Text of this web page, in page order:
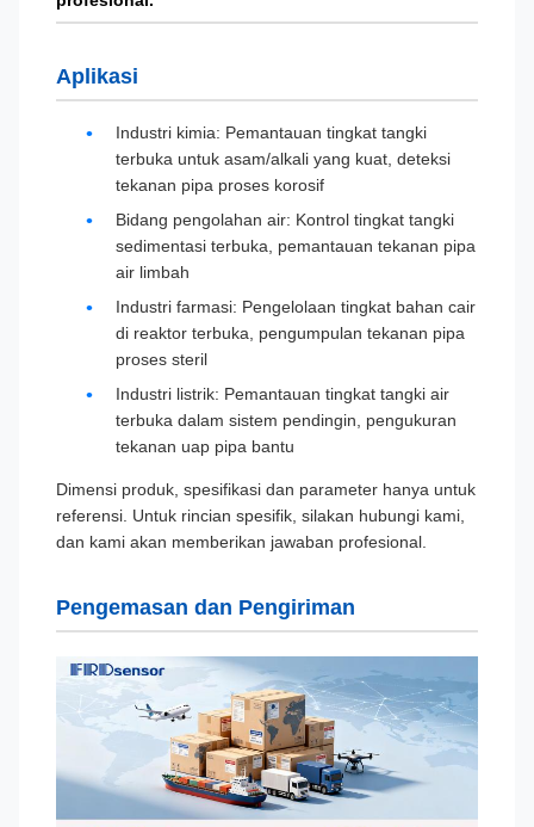
Aplikasi
Industri kimia: Pemantauan tingkat tangki
terbuka untuk asam/alkali yang kuat, deteksi
tekanan pipa proses korosif
Bidang pengolahan air: Kontrol tingkat tangki
sedimentasi terbuka, pemantauan tekanan pipa
air limbah
Industri farmasi: Pengelolaan tingkat bahan cair
di reaktor terbuka, pengumpulan tekanan pipa
proses steril
Industri listrik: Pemantauan tingkat tangki air
terbuka dalam sistem pendingin, pengukuran
tekanan uap pipa bantu
Dimensi produk, spesifikasi dan parameter hanya untuk
referensi. Untuk rincian spesifik, silakan hubungi kami,
dan kami akan memberikan jawaban profesional.
Pengemasan dan Pengiriman